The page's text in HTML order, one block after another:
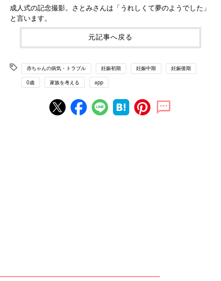
成人式の記念撮影。さとみさんは「うれしくて夢のようでした」
と言います。
元記事へ戻る
赤ちゃんの病気・トラブル 妊娠初期 妊娠中期 妊娠後期
0歳 家族を考える app